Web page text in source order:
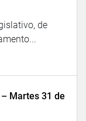
de
Martes 31 de